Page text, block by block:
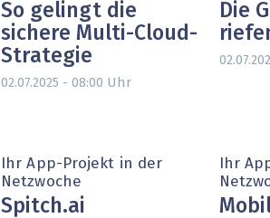
So gelingt die
sichere Multi-Cloud-
Strategie
02.07.2025 - 08:00 Uhr
Die
Ihr App-Projekt in der
Netzwoche
Spitch.ai
Ihr